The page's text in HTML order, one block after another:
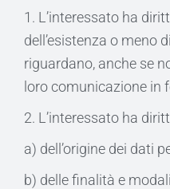
1. L’interessato ha
dell’esistenza o meno
riguardano, anche se
loro comunicazione in
2. L’interessato ha
a) dell’origine dei dati
b) delle finalità e